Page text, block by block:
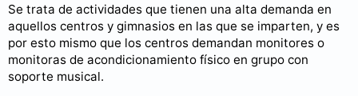
Se trata de actividades que tienen una alta demanda en
aquellos centros y gimnasios en las que se imparten, y es
por esto mismo que los centros demandan monitores o
monitoras de acondicionamiento físico en grupo con
soporte musical.